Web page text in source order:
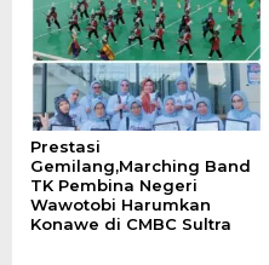
Prestasi
Gemilang,Marching Band
TK Pembina Negeri
Wawotobi Harumkan
Konawe di CMBC Sultra